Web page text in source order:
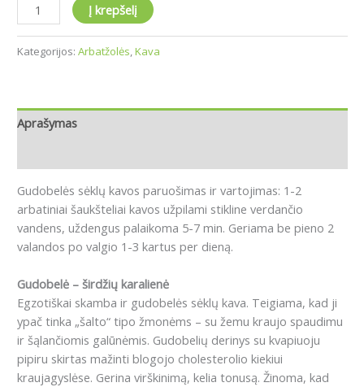
Į krepšelį
Kategorijos: Arbatžolės,Kava
Aprašymas
Gudobelės sėklų kavos paruošimas ir vartojimas: 1-2
arbatiniai šaukšteliai kavos užpilami stikline verdančio
vandens, uždengus palaikoma 5-7 min. Geriama be pieno 2
valandos po valgio 1-3 kartus per dieną.
Gudobelė – širdžių karalienė
Egzotiškai skamba ir gudobelės sėklų kava. Teigiama, kad ji
ypač tinka „šalto“ tipo žmonėms – su žemu kraujo spaudimu
ir šąlančiomis galūnėmis. Gudobelių derinys su kvapiuoju
pipiru skirtas mažinti blogojo cholesterolio kiekiui
kraujagyslėse. Gerina virškinimą, kelia tonusą. Žinoma, kad